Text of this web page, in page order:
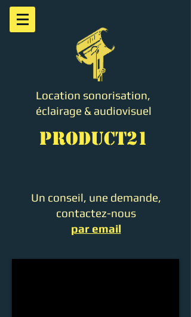
Location sonorisation,
éclairage & audiovisuel
PRODUCT21
Un conseil, une demande,
contactez-nous
par email